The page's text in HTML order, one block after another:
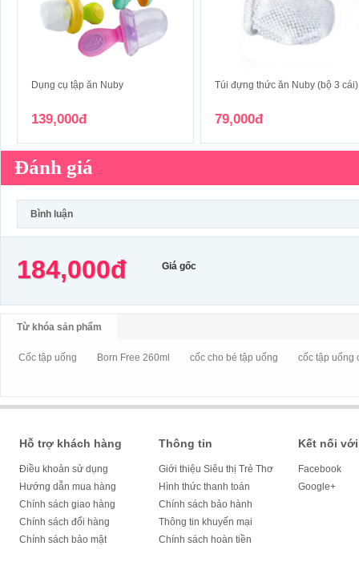
Dụng cụ tập ăn Nuby
139,000đ
Túi đựng thức ăn Nuby (bộ 3 cái)
79,000đ
Đánh giá
Bình luận
184,000đ Giá gốc
Từ khóa sản phẩm
Cốc tập uống Born Free 260ml cốc cho bé tập uống cốc tập uống
Hỗ trợ khách hàng
Điều khoản sử dụng
Hướng dẫn mua hàng
Chính sách giao hàng
Chính sách đổi hàng
Chính sách bảo mật
Thông tin
Giới thiệu Siêu thị Trẻ Thơ
Hình thức thanh toán
Chính sách bảo hành
Thông tin khuyến mại
Chính sách hoàn tiền
Kết nối
Facebook
Google+